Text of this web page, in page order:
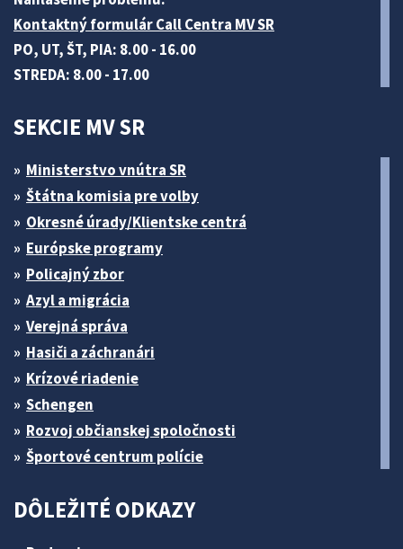
Kontaktný formulár Call Centra MV SR
PO, UT, ŠT, PIA: 8.00 - 16.00
STREDA: 8.00 - 17.00
SEKCIE MV SR
Ministerstvo vnútra SR
Štátna komisia pre volby
Okresné úrady/Klientske centrá
Európske programy
Policajný zbor
Azyl a migrácia
Verejná správa
Hasiči a záchranári
Krízové riadenie
Schengen
Rozvoj občianskej spoločnosti
Športové centrum polície
DÔLEŽITÉ ODKAZY